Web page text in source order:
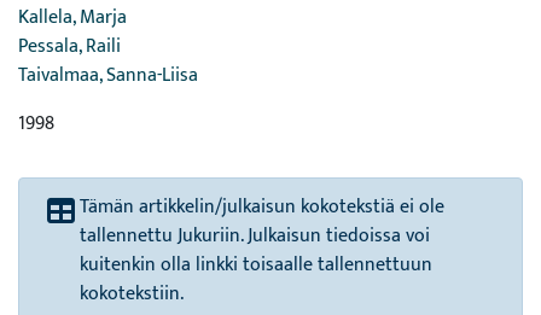
Kallela, Marja
Pessala, Raili
Taivalmaa, Sanna-Liisa
1998
Tämän artikkelin/julkaisun kokotekstiä ei ole
tallennettu Jukuriin. Julkaisun tiedoissa voi
kuitenkin olla linkki toisaalle tallennettuun
kokotekstiin.